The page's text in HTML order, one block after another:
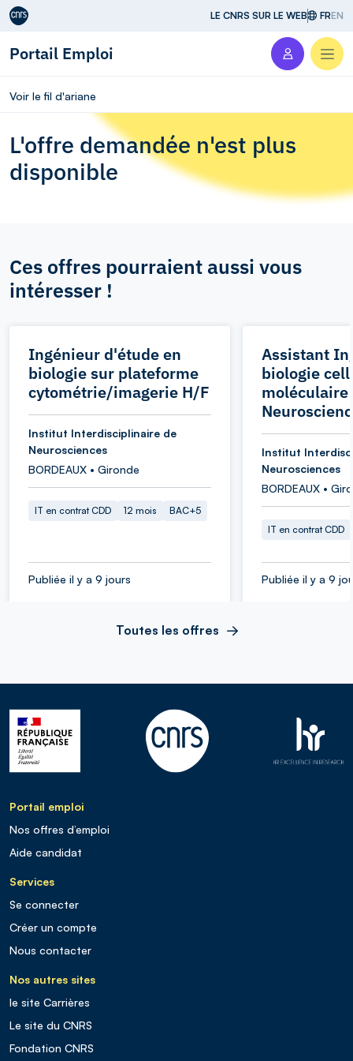
Aller au contenu LE CNRS SUR LE WEB FREN
Portail Emploi
Voir le fil d'ariane
L'offre demandée n'est plus
disponible
Ces offres pourraient aussi vous
intéresser !
Ingénieur d'étude en
biologie sur plateforme
cytométrie/imagerie H/F
Institut Interdisciplinaire de
Neurosciences
BORDEAUX • Gironde
IT en contrat CDD 12 mois BAC+5
Publiée il y a 9 jours
Assistant
biologie
moléculaire
Institut
Neurosciences
BORDEAUX •
IT en contrat CDD
Publiée il y a 9
Toutes les offres
Portail emploi
Nos offres d’emploi
Aide candidat
Services
Se connecter
Créer un compte
Nous contacter
Nos autres sites
le site Carrières
Le site du CNRS
Fondation CNRS